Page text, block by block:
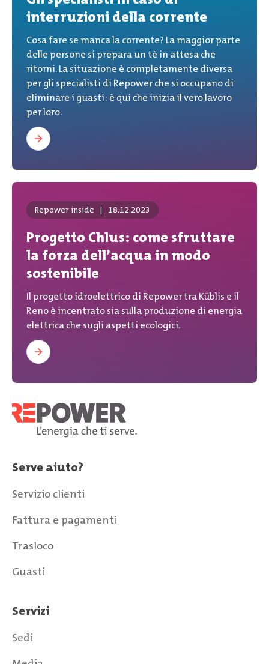
interruzioni della corrente
Cosa fare se manca la corrente? La maggior parte
delle persone si prepara un tè in attesa che
ritorni. La situazione è completamente diversa
per gli specialisti di Repower che si occupano di
eliminare i guasti: è qui che inizia il vero lavoro
per loro.
Repower inside | 18.12.2023
Progetto Chlus: come sfruttare
la forza dell’acqua in modo
sostenibile
Il progetto idroelettrico di Repower tra Küblis e il
Reno è incentrato sia sulla produzione di energia
elettrica che sugli aspetti ecologici.
Serve aiuto?
Servizio clienti
Fattura e pagamenti
Trasloco
Guasti
Servizi
Sedi